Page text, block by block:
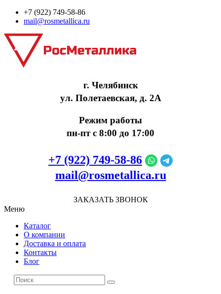
+7 (922) 749‑58‑86
mail@rosmetallica.ru
г. Челябинск
ул. Полетаевская, д. 2А
Режим работы
пн-пт с 8:00 до 17:00
+7 (922) 749‑58‑86
mail@rosmetallica.ru
ЗАКАЗАТЬ ЗВОНОК
Меню
Каталог
О компании
Доставка и оплата
Контакты
Блог